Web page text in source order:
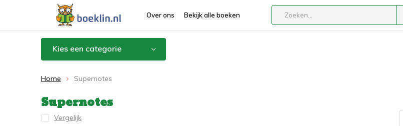
Over ons Bekijk alle boeken
Kies een categorie
Home Supernotes
Supernotes
Vergelijk